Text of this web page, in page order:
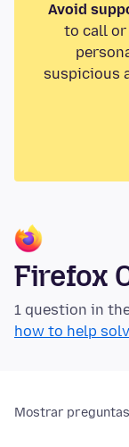
Avoid
to call or
suspicious
Firefox
1 question in
how to help
Mostrar